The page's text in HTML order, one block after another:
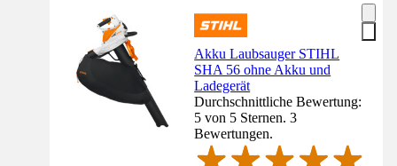
Akku Laubsauger STIHL
SHA 56 ohne Akku und
Ladegerät
Durchschnittliche Bewertung:
5 von 5 Sternen. 3
Bewertungen.